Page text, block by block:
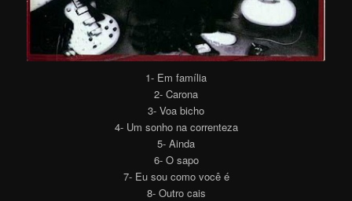
1- Em família
2- Carona
3- Voa bicho
4- Um sonho na correnteza
5- Ainda
6- O sapo
7- Eu sou como você é
8- Outro cais